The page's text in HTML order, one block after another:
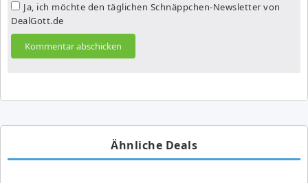
Ja, ich möchte den täglichen Schnäppchen-Newsletter von
DealGott.de
Ähnliche Deals